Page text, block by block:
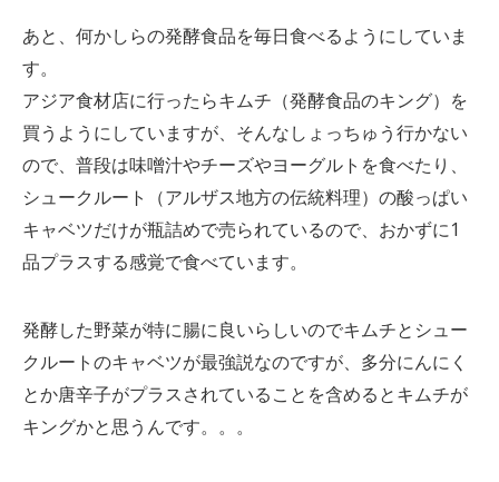
あと、何かしらの発酵食品を毎日食べるようにしていま
す。
アジア食材店に行ったらキムチ（発酵食品のキング）を
買うようにしていますが、そんなしょっちゅう行かない
ので、普段は味噌汁やチーズやヨーグルトを食べたり、
シュークルート（アルザス地方の伝統料理）の酸っぱい
キャベツだけが瓶詰めで売られているので、おかずに1
品プラスする感覚で食べています。
発酵した野菜が特に腸に良いらしいのでキムチとシュー
クルートのキャベツが最強説なのですが、多分にんにく
とか唐辛子がプラスされていることを含めるとキムチが
キングかと思うんです。。。